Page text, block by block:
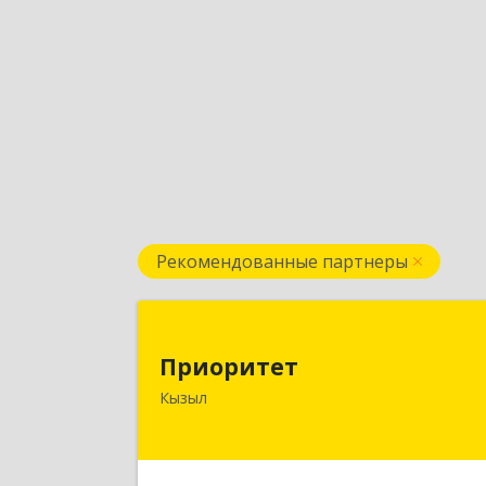
Рекомендованные партнеры
Приоритет
Кызыл
Комсомольская ул, дом № 20, кв. 2,